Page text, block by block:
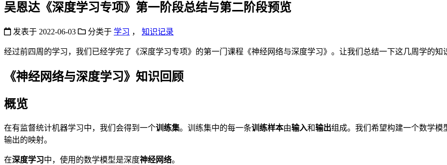
吴恩达《深度学习专项》第一阶段总结与第二阶段预览
发表于 2022-06-03 分类于 学习 ， 知识记录
经过前四周的学习，我们已经学完了《深度学习专项》的第一门课程《神经网络与深度学习》。让我们总结一下这几周学的知
《神经网络与深度学习》知识回顾
概览
在有监督统计机器学习中，我们会得到一个训练集。训练集中的每一条训练样本由输入和输出组成。我们希望构建一个数学模
输出的映射。
在深度学习中，使用的数学模型是深度神经网络。